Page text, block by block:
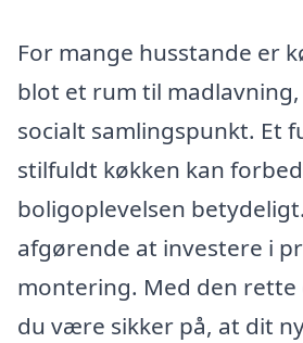
For mange husstande er
blot et rum til
socialt samlingspunkt. Et
stilfuldt køkken kan
boligoplevelsen
afgørende at investere i
montering. Med den rette
du være sikker på, at dit